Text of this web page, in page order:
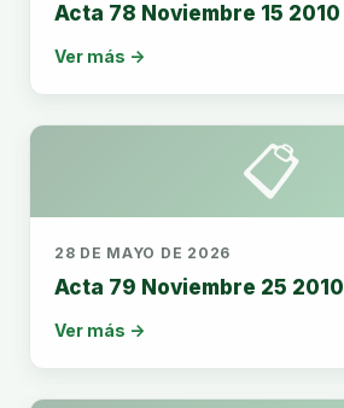
Acta 78 Noviembre 15 2010
Ver más →
📋
28 DE MAYO DE 2026
Acta 79 Noviembre 25 2010
Ver más →